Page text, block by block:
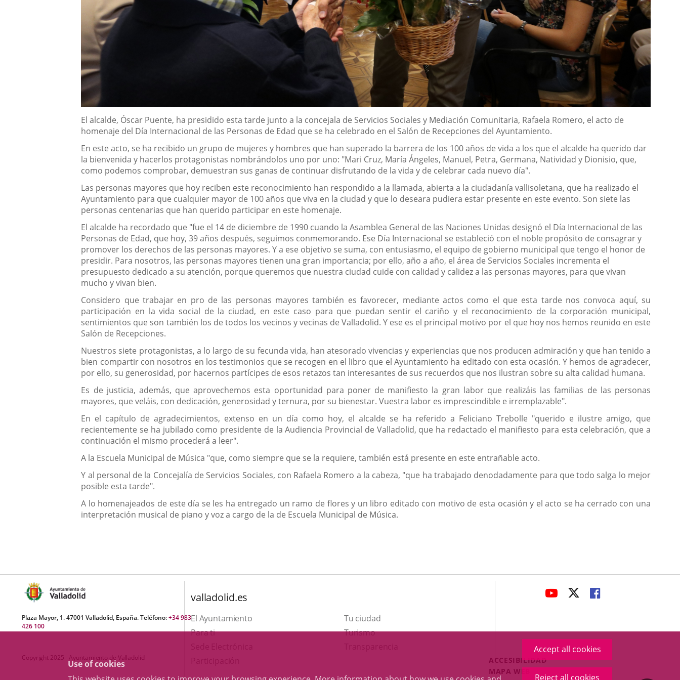
Use of cookies
Accept all cookies
Reject all cookies
Descripción
El alcalde, Óscar Puente, ha presidido esta tarde junto a la concejala de Servicios Sociales y Mediación Comunitaria, Rafaela Romero, el acto de
homenaje del Día Internacional de las Personas de Edad que se ha celebrado en el Salón de Recepciones del Ayuntamiento.
En este acto, se ha recibido un grupo de mujeres y hombres que han superado la barrera de los 100 años de vida a los que el alcalde ha querido dar
la bienvenida y hacerlos protagonistas nombrándolos uno por uno: "Mari Cruz, María Ángeles, Manuel, Petra, Germana, Natividad y Dionisio, que,
como podemos comprobar, demuestran sus ganas de continuar disfrutando de la vida y de celebrar cada nuevo día".
Las personas mayores que hoy reciben este reconocimiento han respondido a la llamada, abierta a la ciudadanía vallisoletana, que ha realizado el
Ayuntamiento para que cualquier mayor de 100 años que viva en la ciudad y que lo deseara pudiera estar presente en este evento. Son siete las
personas centenarias que han querido participar en este homenaje.
El alcalde ha recordado que "fue el 14 de diciembre de 1990 cuando la Asamblea General de las Naciones Unidas designó el Día Internacional de las
Personas de Edad, que hoy, 39 años después, seguimos conmemorando. Ese Día Internacional se estableció con el noble propósito de consagrar y
promover los derechos de las personas mayores. Y a ese objetivo se suma, con entusiasmo, el equipo de gobierno municipal que tengo el honor de
presidir. Para nosotros, las personas mayores tienen una gran importancia; por ello, año a año, el área de Servicios Sociales incrementa el
presupuesto dedicado a su atención, porque queremos que nuestra ciudad cuide con calidad y calidez a las personas mayores, para que vivan
mucho y vivan bien.
Considero que trabajar en pro de las personas mayores también es favorecer, mediante actos como el que esta tarde nos convoca aquí, su
participación en la vida social de la ciudad, en este caso para que puedan sentir el cariño y el reconocimiento de la corporación municipal,
sentimientos que son también los de todos los vecinos y vecinas de Valladolid. Y ese es el principal motivo por el que hoy nos hemos reunido en este
Salón de Recepciones.
Nuestros siete protagonistas, a lo largo de su fecunda vida, han atesorado vivencias y experiencias que nos producen admiración y que han tenido a
bien compartir con nosotros en los testimonios que se recogen en el libro que el Ayuntamiento ha editado con esta ocasión. Y hemos de agradecer,
por ello, su generosidad, por hacernos partícipes de esos retazos tan interesantes de sus recuerdos que nos ilustran sobre su alta calidad humana.
Es de justicia, además, que aprovechemos esta oportunidad para poner de manifiesto la gran labor que realizáis las familias de las personas
mayores, que veláis, con dedicación, generosidad y ternura, por su bienestar. Vuestra labor es imprescindible e irremplazable".
En el capítulo de agradecimientos, extenso en un día como hoy, el alcalde se ha referido a Feliciano Trebolle "querido e ilustre amigo, que
recientemente se ha jubilado como presidente de la Audiencia Provincial de Valladolid, que ha redactado el manifiesto para esta celebración, que a
continuación el mismo procederá a leer".
A la Escuela Municipal de Música "que, como siempre que se la requiere, también está presente en este entrañable acto.
Y al personal de la Concejalía de Servicios Sociales, con Rafaela Romero a la cabeza, "que ha trabajado denodadamente para que todo salga lo mejor
posible esta tarde".
A lo homenajeados de este día se les ha entregado un ramo de flores y un libro editado con motivo de esta ocasión y el acto se ha cerrado con una
interpretación musical de piano y voz a cargo de la de Escuela Municipal de Música.
Plaza Mayor, 1. 47001 Valladolid, España. Teléfono:+34 983
426 100
Copyright 2025 - Ayuntamiento de Valladolid
valladolid.es
El Ayuntamiento
Tu ciudad
Para ti
TurismoThis
open
external
LINK
APPLICATION.
LINK
APPLICATION.
APPLICATION.
Menú
Legal
ACCESIBILIDAD
MAPA WEB